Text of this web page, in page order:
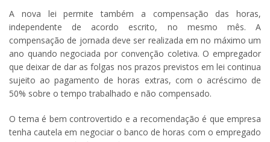
A nova lei permite também a compensação das horas,
independente de acordo escrito, no mesmo mês. A
compensação de jornada deve ser realizada em no máximo um
ano quando negociada por convenção coletiva. O empregador
que deixar de dar as folgas nos prazos previstos em lei continua
sujeito ao pagamento de horas extras, com o acréscimo de
50% sobre o tempo trabalhado e não compensado.
O tema é bem controvertido e a recomendação é que empresa
tenha cautela em negociar o banco de horas com o empregado